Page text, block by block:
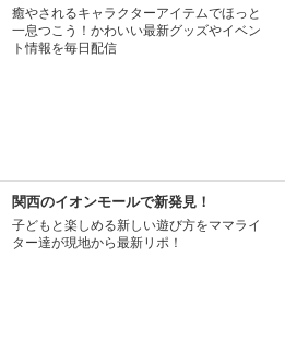
癒やされるキャラクターアイテムでほっと
一息つこう！かわいい最新グッズやイベン
ト情報を毎日配信
関西のイオンモールで新発見！
子どもと楽しめる新しい遊び方をママライ
ター達が現地から最新リポ！